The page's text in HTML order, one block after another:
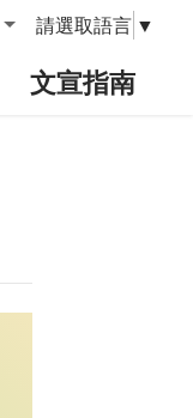
請選取語言 ▼
文宣指南